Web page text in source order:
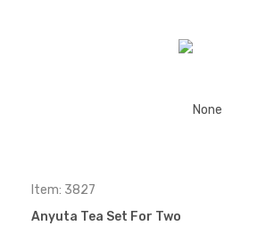
Item: 3827
Anyuta Tea Set For Two